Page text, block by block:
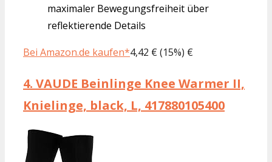
maximaler Bewegungsfreiheit über
reflektierende Details
Bei Amazon.de kaufen*4,42 € (15%) €
4. VAUDE Beinlinge Knee Warmer II,
Knielinge, black, L, 417880105400